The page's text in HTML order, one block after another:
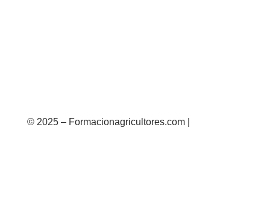
© 2025 – Formacionagricultores.com |